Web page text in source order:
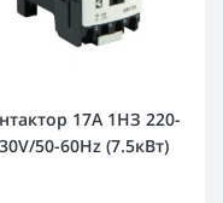
17А 1НЗ 220-
50-60Hz (7.5кВт)